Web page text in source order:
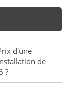
d'une
de
?